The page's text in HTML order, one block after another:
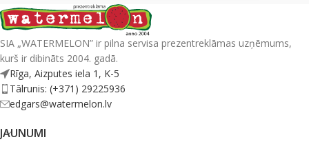
SIA „WATERMELON” ir pilna servisa prezentreklāmas uzņēmums,
kurš ir dibināts 2004. gadā.
Rīga, Aizputes iela 1, K-5
Tālrunis: (+371) 29225936
edgars@watermelon.lv
JAUNUMI